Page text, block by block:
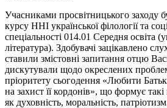
Учасниками просвітницького заходу
курсу ННІ української філології та
спеціальності 014.01 Середня освіта
література). Здобувачі зацікавлено
ставили змістовні запитання отцю
дискутували щодо окреслених
пріоритету сьогодення «Любити
на захист її кордонів», що формує такі
як духовність, моральність,